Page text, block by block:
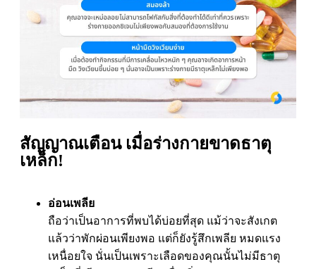
สัญญาณเตือน เมื่อร่างกายขาดธาตุ
เหล็ก!
อ่อนเพลีย
ถือว่าเป็นอาการที่พบได้บ่อยที่สุด แม้ว่าจะสังเกต
แล้วว่าพักผ่อนเพียงพอ แต่ก็ยังรู้สึกเพลีย หมดแรง
เหนื่อยใจ นั่นเป็นเพราะเลือดของคุณนั้นไม่มีธาตุ